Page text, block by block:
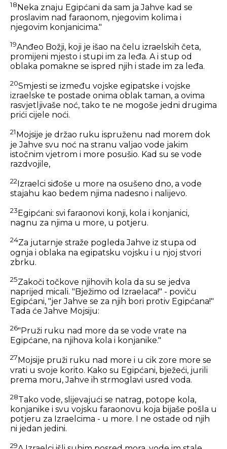
18 Neka znaju Egipćani da sam ja Jahve kad se
proslavim nad faraonom, njegovim kolima i
njegovim konjanicima."
19Anđeo Božji, koji je išao na čelu izraelskih četa,
promijeni mjesto i stupi im za leđa. A i stup od
oblaka pomakne se ispred njih i stade im za leđa.
20Smjesti se između vojske egipatske i vojske
izraelske te postade onima oblak taman, a ovima
rasvjetljivaše noć, tako te ne mogoše jedni drugima
prići cijele noći.
21 Mojsije je držao ruku ispruženu nad morem dok
je Jahve svu noć na stranu valjao vode jakim
istočnim vjetrom i more posušio. Kad su se vode
razdvojile,
22Izraelci siđoše u more na osušeno dno, a vode
stajahu kao bedem njima nadesno i nalijevo.
23 Egipćani: svi faraonovi konji, kola i konjanici,
nagnu za njima u more, u potjeru.
24Za jutarnje straže pogleda Jahve iz stupa od
ognja i oblaka na egipatsku vojsku i u njoj stvori
zbrku.
25Zakoči točkove njihovih kola da su se jedva
naprijed micali. "Bježimo od Izraelaca!" - poviču
Egipćani, "jer Jahve se za njih bori protiv Egipćana!"
Tada će Jahve Mojsiju:
26"Pruži ruku nad more da se vode vrate na
Egipćane, na njihova kola i konjanike."
27 Mojsije pruži ruku nad more i u cik zore more se
vrati u svoje korito. Kako su Egipćani, bježeći, jurili
prema moru, Jahve ih strmoglavi usred voda.
28Tako vode, slijevajući se natrag, potope kola,
konjanike i svu vojsku faraonovu koja bijaše pošla u
potjeru za Izraelcima - u more. I ne ostade od njih
ni jedan jedini.
29